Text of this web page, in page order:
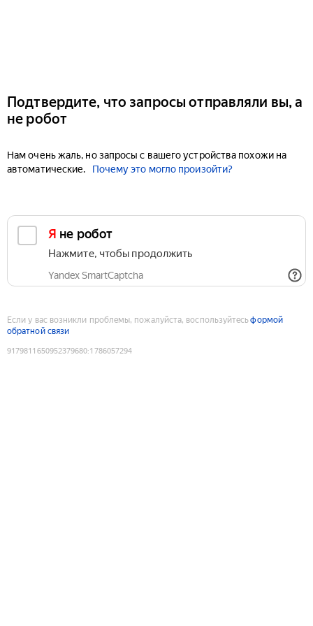
Подтвердите, что запросы отправляли вы, а
не робот
Нам очень жаль, но запросы с вашего устройства похожи на
автоматические.
Почему это могло произойти?
Я не робот
Нажмите, чтобы продолжить
Yandex SmartCaptcha
Если у вас возникли проблемы, пожалуйста, воспользуйтесьформой
обратной связи
9179811650952379680:1786057294